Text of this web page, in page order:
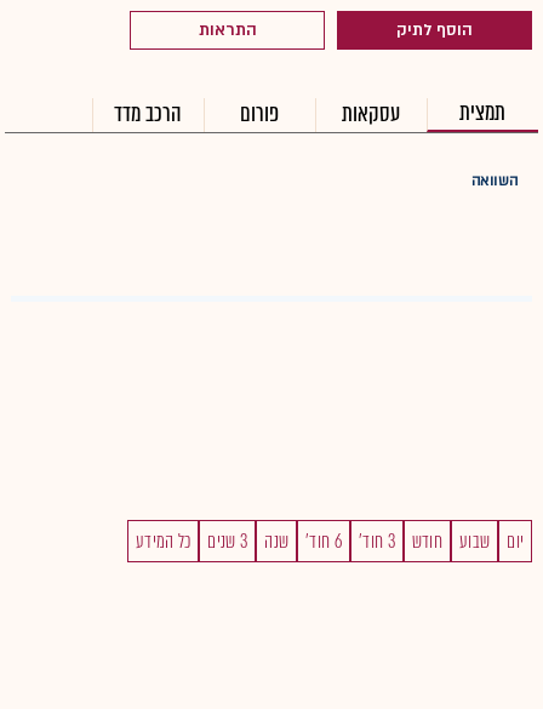
הוסף לתיק התראות
תמצית עסקאות פורום הרכב מדד
השוואה
יום שבוע חודש 3 חוד' 6 חוד' שנה 3 שנים כל המידע